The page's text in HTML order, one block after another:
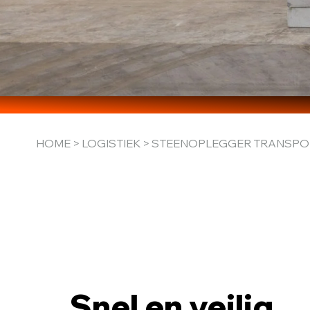
HOME > LOGISTIEK > STEENOPLEGGER